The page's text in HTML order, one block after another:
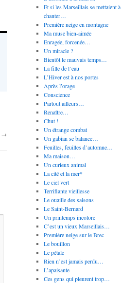
→
Et si les Marseillais se mettaient à
chanter…
Première neige en montagne
Ma muse bien-aimée
Enragée, forcenée…
Un miracle ?
Bientôt le mauvais temps…
La fille de l’eau
L’Hiver est à nos portes
Après l’orage
Conscience
Partout ailleurs…
Renaître…
Chut !
Un étrange combat
Un gabian se balance…
Feuilles, feuilles d’automne…
Ma maison…
Un curieux animal
La cité et la mer*
Le ciel vert
Terrifiante vieillesse
Le ouaille des saisons
Le Saint-Bernard
Un printemps incolore
C’est un vieux Marseillais…
Première neige sur le Brec
Le bouillon
Le pétale
Rien n’est jamais perdu…
L’apaisante
Ces gens qui pleurent trop…